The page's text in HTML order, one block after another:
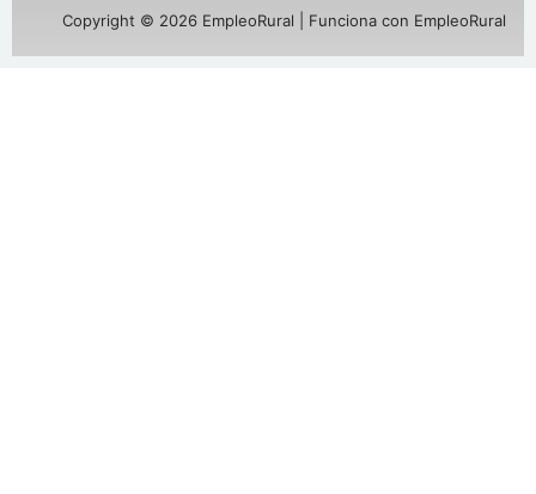
Copyright © 2026 EmpleoRural | Funciona con EmpleoRural